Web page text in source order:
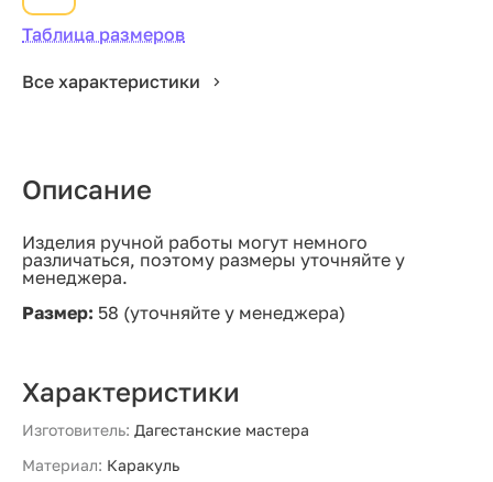
Таблица размеров
Все характеристики
Описание
Изделия ручной работы могут немного
различаться, поэтому размеры уточняйте у
менеджера.
Размер: 58 (уточняйте у менеджера)
Характеристики
Изготовитель: Дагестанские мастера
Материал: Каракуль